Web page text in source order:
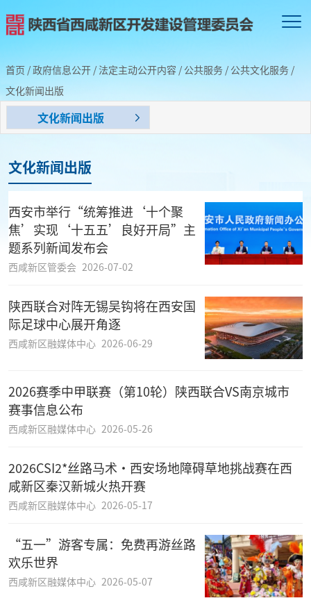
首页 /政府信息公开 / 法定主动公开内容 / 公共服务 / 公共文化服务 /
文化新闻出版
文化新闻出版
文化新闻出版
西安市举行“统筹推进‘十个聚
焦’实现‘十五五’良好开局”主
题系列新闻发布会
西咸新区管委会 2026-07-02
陕西联合对阵无锡吴钩将在西安国
际足球中心展开角逐
西咸新区融媒体中心 2026-06-29
2026赛季中甲联赛（第10轮）陕西联合VS南京城市
赛事信息公布
西咸新区融媒体中心 2026-05-26
2026CSI2*丝路马术·西安场地障碍草地挑战赛在西
咸新区秦汉新城火热开赛
西咸新区融媒体中心 2026-05-17
“五一”游客专属：免费再游丝路
欢乐世界
西咸新区融媒体中心 2026-05-07